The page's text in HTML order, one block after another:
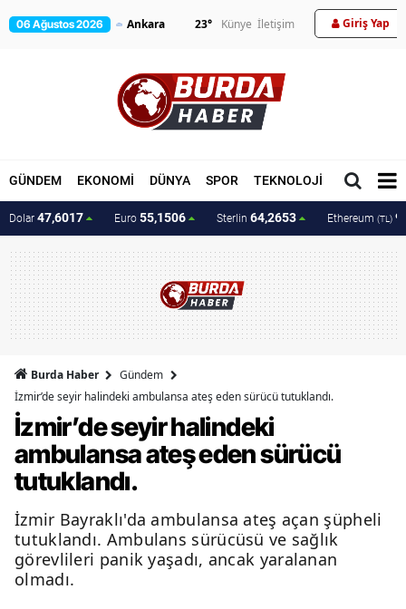
06 Ağustos 2026 23° Künye İletişim Giriş Yap
GÜNDEM EKONOMİ DÜNYA SPOR TEKNOLOJİ MAGAZİN
Dolar 47,6017 Euro 55,1506 Sterlin 64,2653 Ethereum (TL)
Burda Haber
Gündem
İzmir’de seyir halindeki ambulansa ateş eden sürücü tutuklandı.
İzmir’de seyir halindeki
ambulansa ateş eden sürücü
tutuklandı.
İzmir Bayraklı'da ambulansa ateş açan şüpheli
tutuklandı. Ambulans sürücüsü ve sağlık
görevlileri panik yaşadı, ancak yaralanan
olmadı.